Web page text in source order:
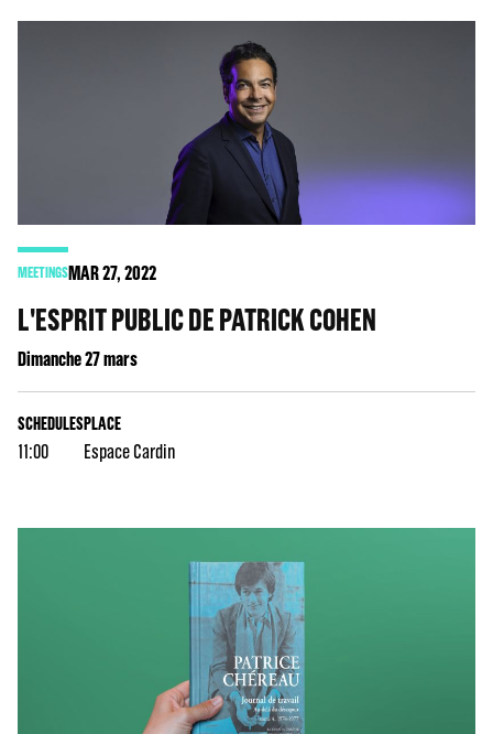
MEETINGSMAR27, 2022
L'ESPRIT PUBLIC DE PATRICK COHEN
Dimanche 27 mars
SCHEDULES
11:00
PLACE
Espace Cardin